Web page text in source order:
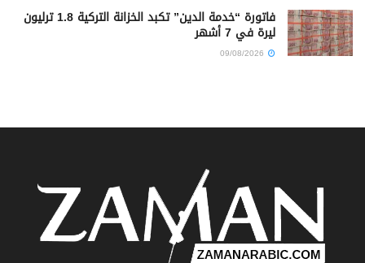
فاتورة “خدمة الدين” تكبد الخزانة التركية 1.8 ترليون
ليرة في 7 أشهر